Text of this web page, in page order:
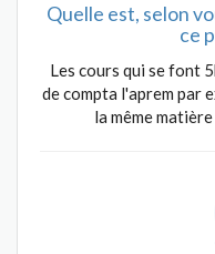
Quelle est, selon
ce
Les cours qui se font
de compta l'aprem par
la même